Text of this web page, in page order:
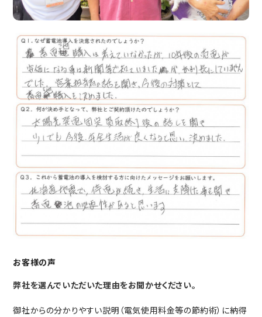
お客様の声
弊社を選んでいただいた理由をお聞かせください。
御社からの分かりやすい説明（電気使用料金等の節約術）に納得